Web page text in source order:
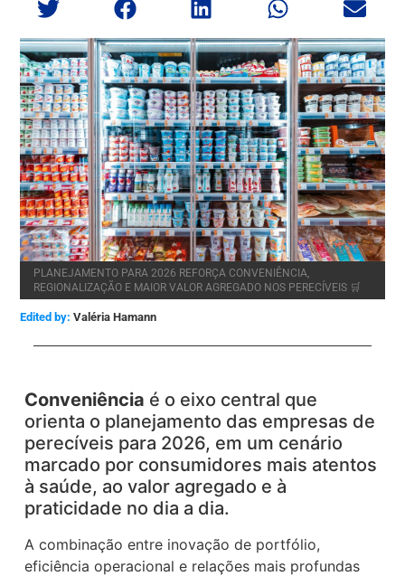
PLANEJAMENTO PARA 2026 REFORÇA CONVENIÊNCIA,
REGIONALIZAÇÃO E MAIOR VALOR AGREGADO NOS PERECÍVEIS 🛒
Edited by: Valéria Hamann
Conveniência é o eixo central que
orienta o planejamento das empresas de
perecíveis para 2026, em um cenário
marcado por consumidores mais atentos
à saúde, ao valor agregado e à
praticidade no dia a dia.
A combinação entre inovação de portfólio,
eficiência operacional e relações mais profundas